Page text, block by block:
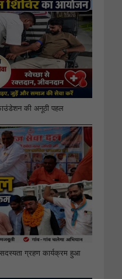
की अनूठी पहल
ग्रहण कार्यक्रम हुआ